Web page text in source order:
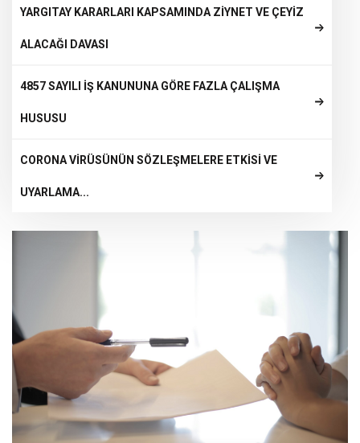
YARGITAY KARARLARI KAPSAMINDA ZİYNET VE ÇEYİZ
ALACAĞI DAVASI
4857 SAYILI İŞ KANUNUNA GÖRE FAZLA ÇALIŞMA
HUSUSU
CORONA VİRÜSÜNÜN SÖZLEŞMELERE ETKİSİ VE
UYARLAMA...